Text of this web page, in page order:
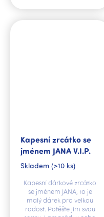
Kapesní zrcátko se
jménem JANA V.I.P.
Skladem (>10 ks)
Kapesní dárkové zrcátko
se jménem JANA, to je
malý dárek pro velkou
radost. Potěšte jím svou